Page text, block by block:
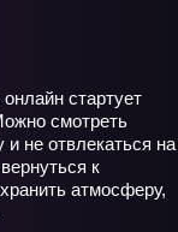
стартует
смотреть
и не отвлекаться на
к
атмосферу,